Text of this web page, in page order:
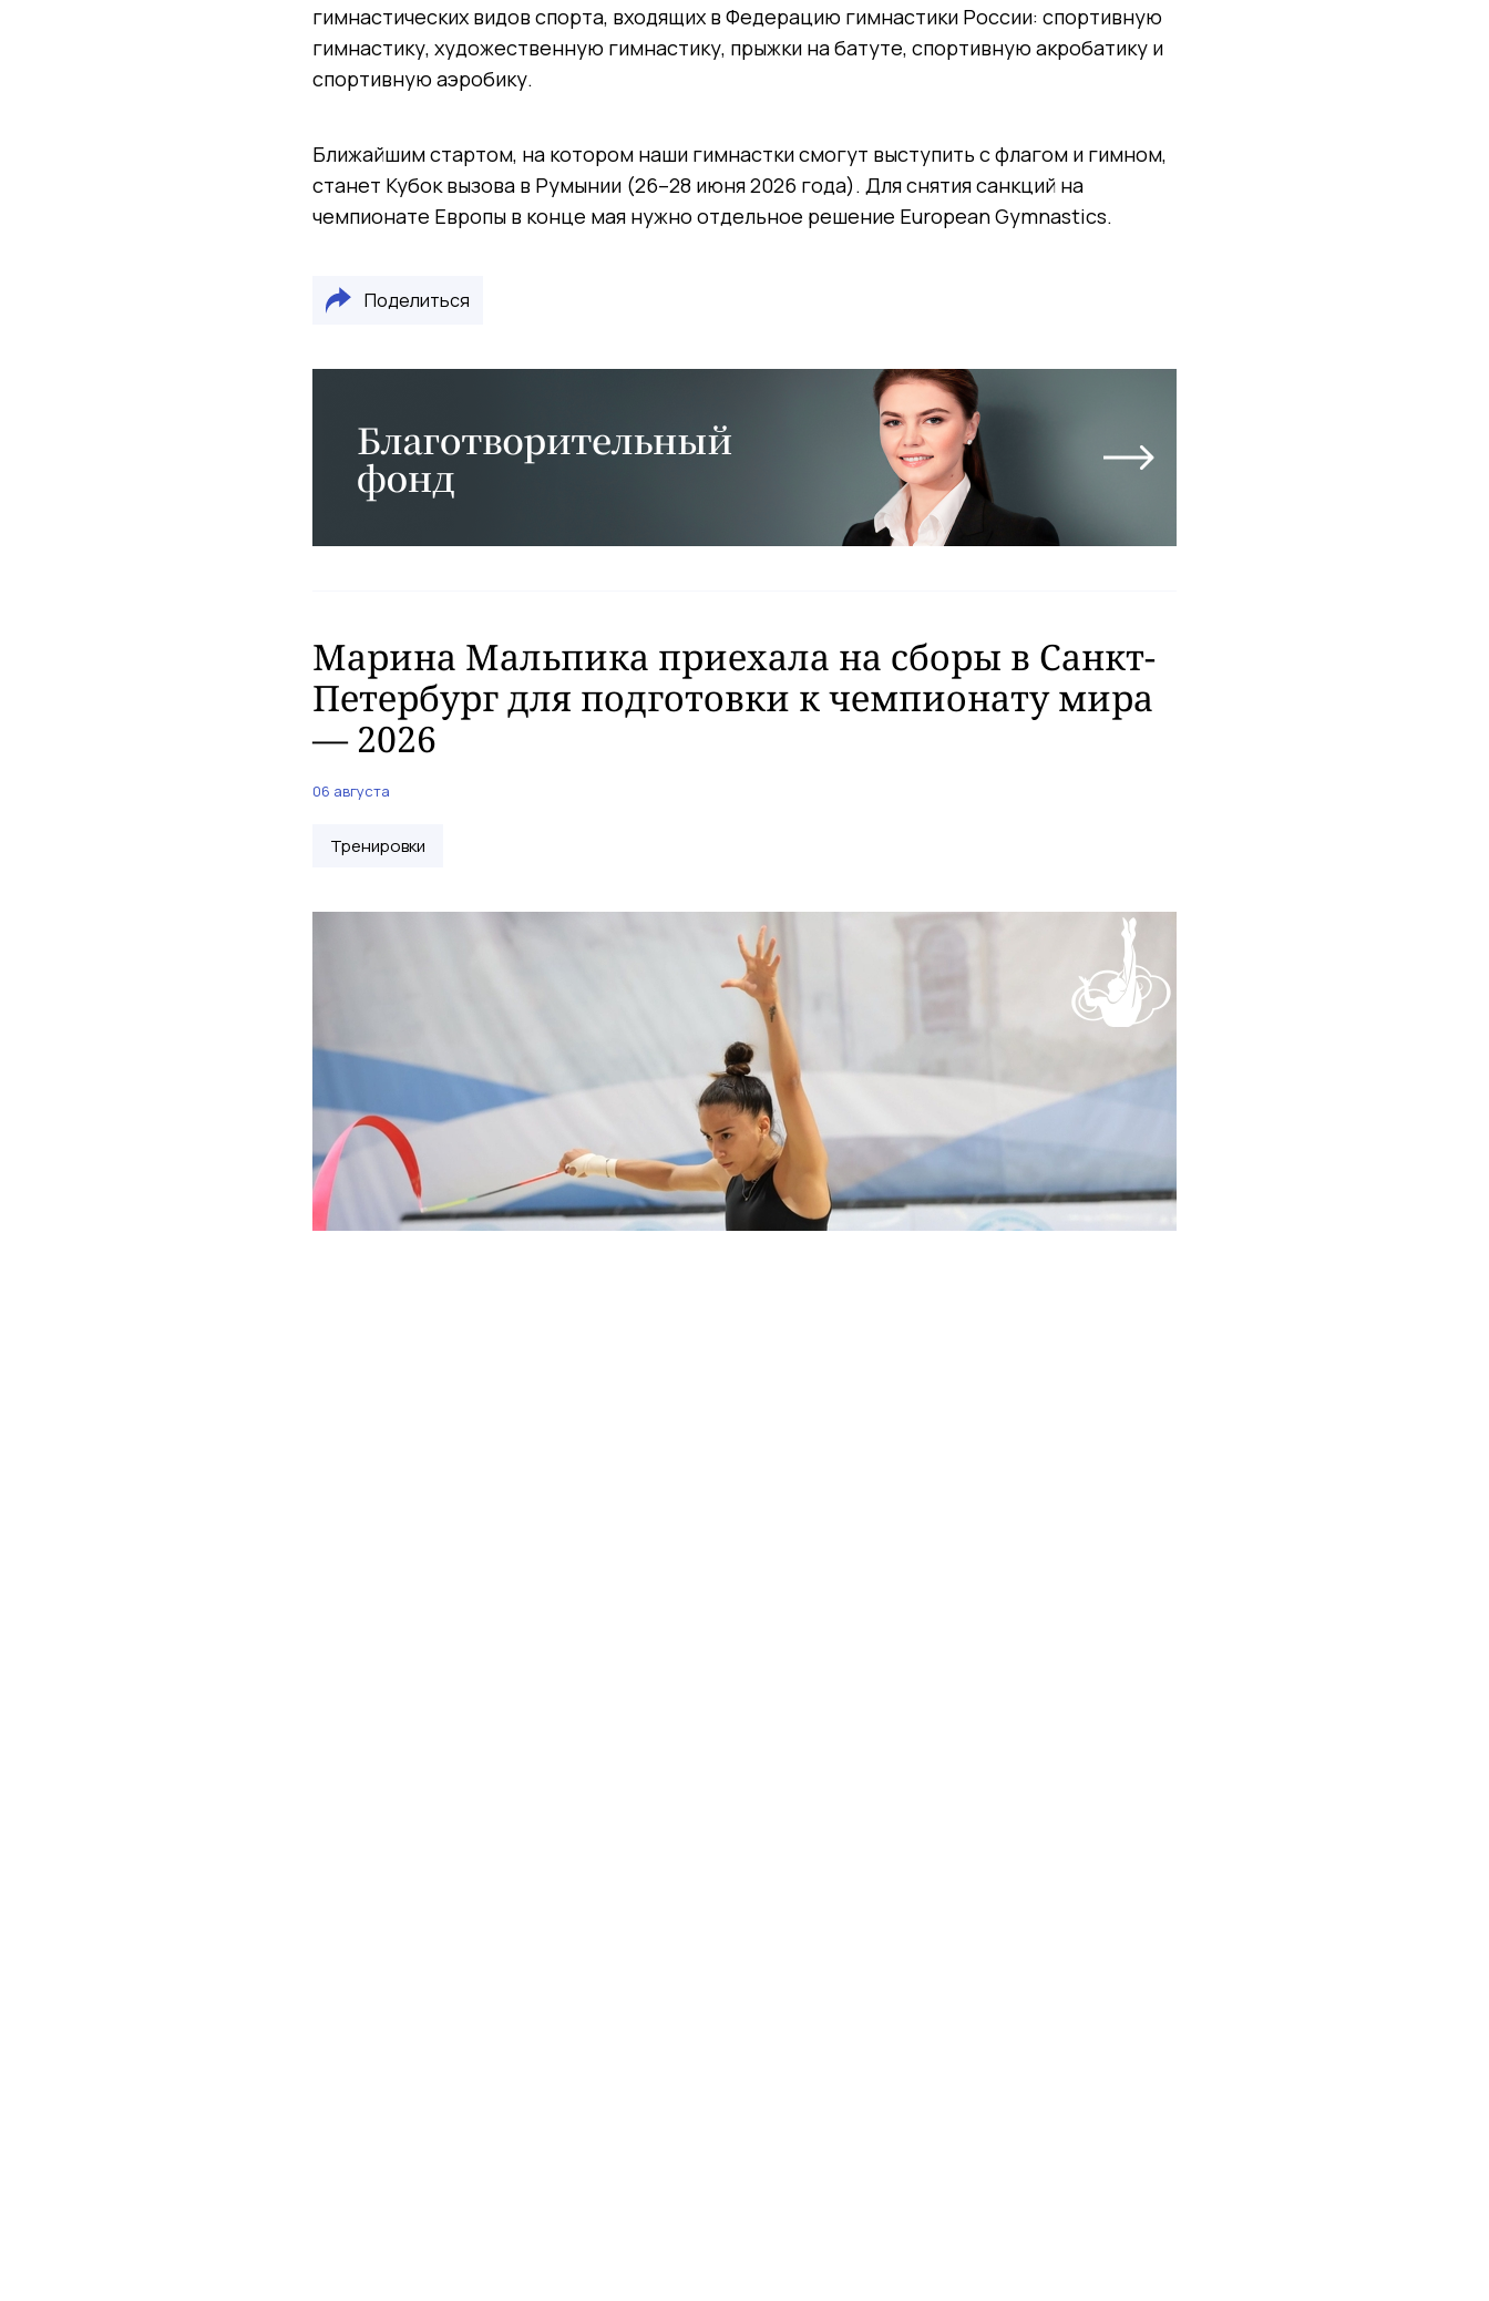
гимнастических видов спорта, входящих в Федерацию гимнастики России: спортивную
гимнастику, художественную гимнастику, прыжки на батуте, спортивную акробатику и
спортивную аэробику.
Ближайшим стартом, на котором наши гимнастки смогут выступить с флагом и гимном,
станет Кубок вызова в Румынии (26–28 июня 2026 года). Для снятия санкций на
чемпионате Европы в конце мая нужно отдельное решение European Gymnastics.
Поделиться
Марина Мальпика приехала на сборы в Санкт-
Петербург для подготовки к чемпионату мира
— 2026
06 августа
Тренировки